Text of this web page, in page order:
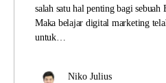
salah satu hal penting bagi sebuah
Maka belajar digital marketing
untuk…
Niko Julius